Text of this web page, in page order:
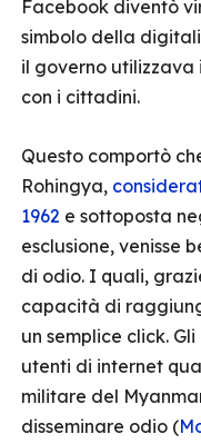
Facebook diventò
simbolo della
il governo utilizzava
con i cittadini.
Questo comportò
Rohingya,
1962 e sottoposta
esclusione, venisse
di odio. I quali,
capacità di
un semplice click.
utenti di internet
militare del
disseminare odio (